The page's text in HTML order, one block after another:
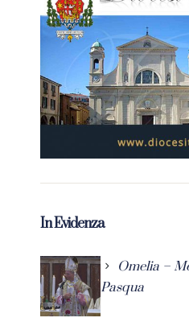
In Evidenza
Omelia –
Pasqua